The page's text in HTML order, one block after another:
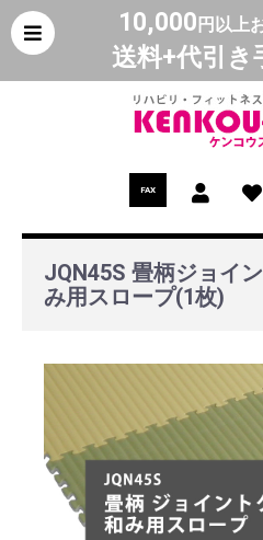
10,000 円以上
送料+代引き
FAX
JQN45S 畳柄ジョイ
み用スロープ(1枚)